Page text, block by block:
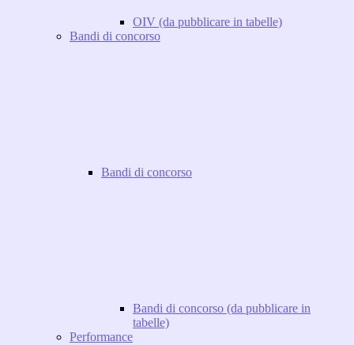
OIV (da pubblicare in tabelle)
Bandi di concorso
Bandi di concorso
Bandi di concorso (da pubblicare in
tabelle)
Performance